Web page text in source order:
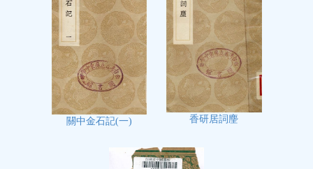
關中金石記(一) 香研居詞麈